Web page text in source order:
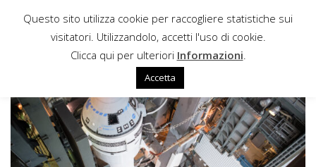
Sotto il contenuto
ORBITAL FLIGHT TEST
Questo sito utilizza cookie per raccogliere statistiche sui
visitatori. Utilizzandolo, accetti l'uso di cookie.
Clicca qui per ulteriori Informazioni
Accetta